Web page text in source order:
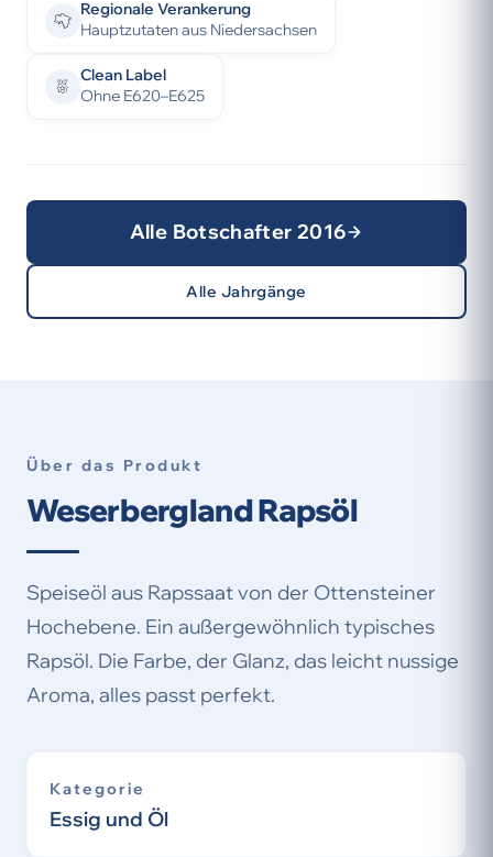
Regionale Verankerung
Hauptzutaten aus Niedersachsen
Clean Label
Ohne E620–E625
Alle Botschafter 2016
Alle Jahrgänge
Über das Produkt
Weserbergland Rapsöl
Speiseöl aus Rapssaat von der Ottensteiner
Hochebene. Ein außergewöhnlich typisches
Rapsöl. Die Farbe, der Glanz, das leicht nussige
Aroma, alles passt perfekt.
Kategorie
Essig und Öl